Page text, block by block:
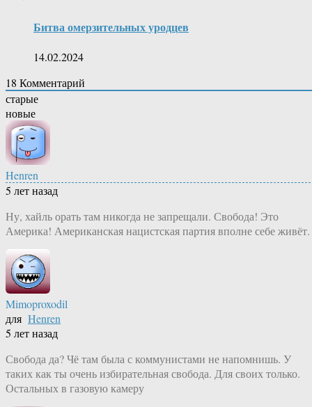
Битва омерзительных уродцев
14.02.2024
18 Комментарий
старые
новые
Henren
5 лет назад
Ну, хайль орать там никогда не запрещали. Свобода! Это
Америка! Американская нацистская партия вполне себе живёт.
Mimoproxodil
для Henren
5 лет назад
Свобода да? Чё там была с коммунистами не напомнишь. У
таких как ты очень избирательная свобода. Для своих только.
Остальных в газовую камеру